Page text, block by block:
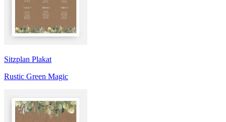
Sitzplan Plakat
Rustic Green Magic